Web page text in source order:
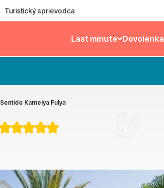
Turistický sprievodca
Last minute Dovolenka
Sentido Kamelya Fulya